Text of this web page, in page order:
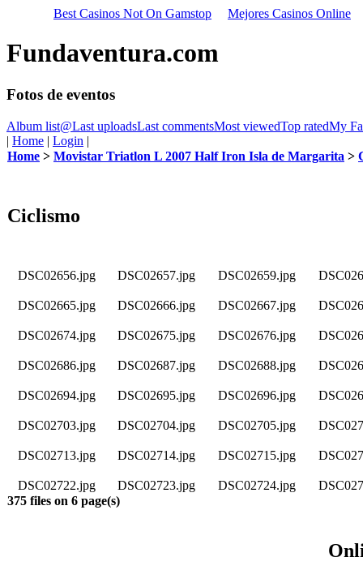
Best Casinos Not On Gamstop Mejores Casinos Online
Fundaventura.com
Fotos de eventos
Album list@Last uploadsLast commentsMost viewedTop ratedMy
| Home | Login |
Home > Movistar Triatlon L 2007 Half Iron Isla de Margarita >
Ciclismo
DSC02656.jpg DSC02657.jpg DSC02659.jpg
DSC02665.jpg DSC02666.jpg DSC02667.jpg
DSC02674.jpg DSC02675.jpg DSC02676.jpg
DSC02686.jpg DSC02687.jpg DSC02688.jpg
DSC02694.jpg DSC02695.jpg DSC02696.jpg
DSC02703.jpg DSC02704.jpg DSC02705.jpg
DSC02713.jpg DSC02714.jpg DSC02715.jpg
DSC02722.jpg DSC02723.jpg DSC02724.jpg
375 files on 6 page(s)